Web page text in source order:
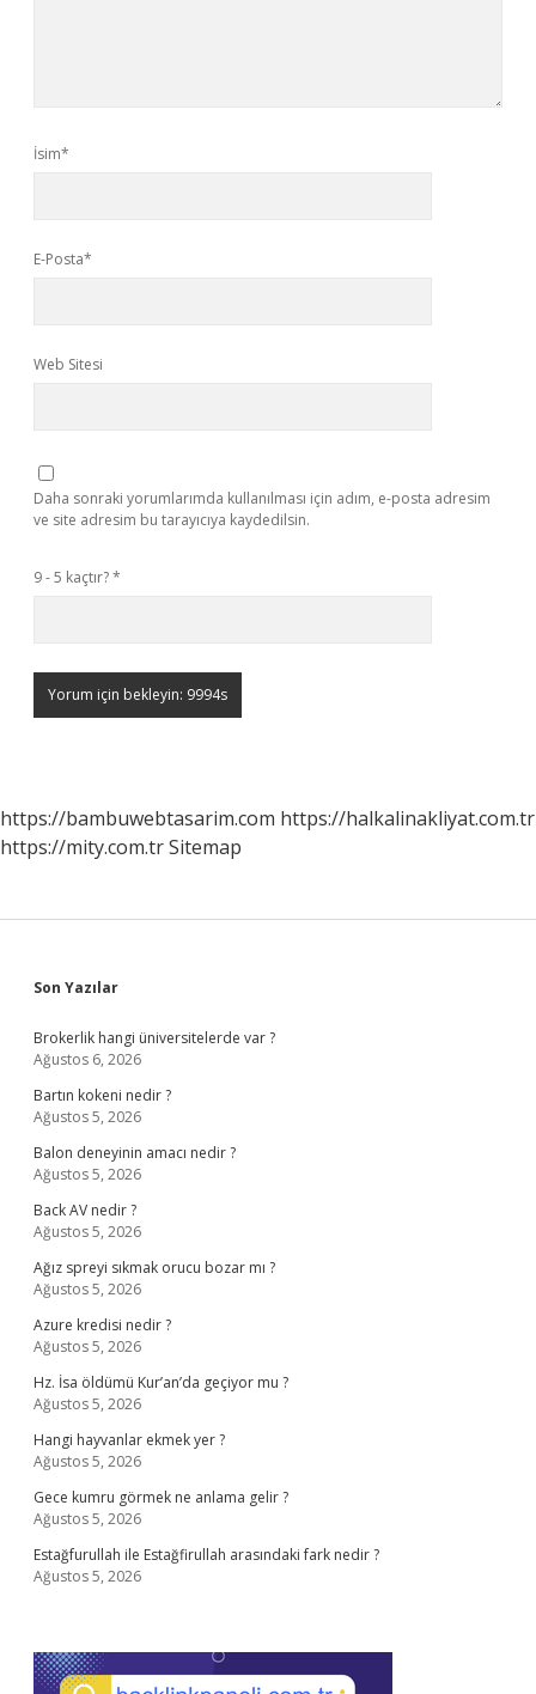
İsim*
E-Posta*
Web Sitesi
Daha sonraki yorumlarımda kullanılması için adım, e-posta adresim
ve site adresim bu tarayıcıya kaydedilsin.
9 - 5 kaçtır?*
https://bambuwebtasarim.com https://halkalinakliyat.com.tr
https://mity.com.trSitemap
Sidebar
Son Yazılar
Brokerlik hangi üniversitelerde var ?
Ağustos 6, 2026
Bartın kokeni nedir ?
Ağustos 5, 2026
Balon deneyinin amacı nedir ?
Ağustos 5, 2026
Back AV nedir ?
Ağustos 5, 2026
Ağız spreyi sıkmak orucu bozar mı ?
Ağustos 5, 2026
Azure kredisi nedir ?
Ağustos 5, 2026
Hz. İsa öldümü Kur’an’da geçiyor mu ?
Ağustos 5, 2026
Hangi hayvanlar ekmek yer ?
Ağustos 5, 2026
Gece kumru görmek ne anlama gelir ?
Ağustos 5, 2026
Estağfurullah ile Estağfirullah arasındaki fark nedir ?
Ağustos 5, 2026